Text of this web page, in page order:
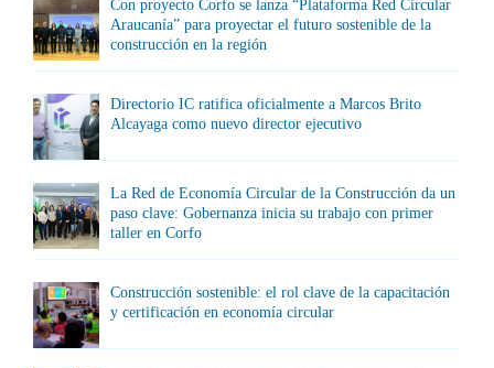
Con proyecto Corfo se lanza “Plataforma Red Circular
Araucanía” para proyectar el futuro sostenible de la
construcción en la región
Directorio IC ratifica oficialmente a Marcos Brito
Alcayaga como nuevo director ejecutivo
La Red de Economía Circular de la Construcción da un
paso clave: Gobernanza inicia su trabajo con primer
taller en Corfo
Construcción sostenible: el rol clave de la capacitación
y certificación en economía circular